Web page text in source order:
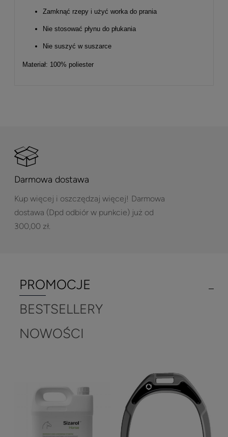
Zamknąć rzepy i użyć worka do prania
Nie stosować płynu do płukania
Nie suszyć w suszarce
Materiał: 100% poliester
Darmowa dostawa
Kup więcej i oszczędzaj więcej! Darmowa
dostawa (Dpd odbiór w punkcie) już od
300,00 zł.
PROMOCJE
NOWOŚCI
BESTSELLERY